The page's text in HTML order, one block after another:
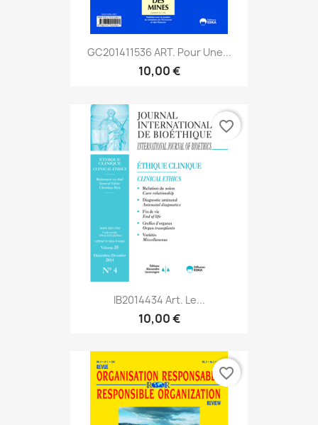
GC201411536 ART. Pour Une...
10,00 €
IB2014434 Art. Le...
10,00 €
favorite_border
favorite_border